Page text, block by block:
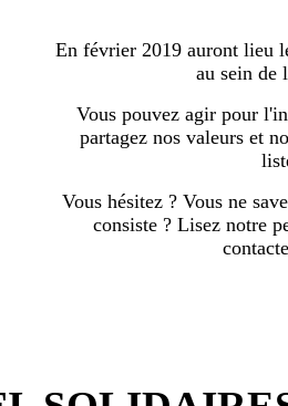
En février 2019 auront lieu
au sein de
Vous pouvez agir pour
partagez nos valeurs et
Vous hésitez ? Vous ne
consiste ? Lisez notre